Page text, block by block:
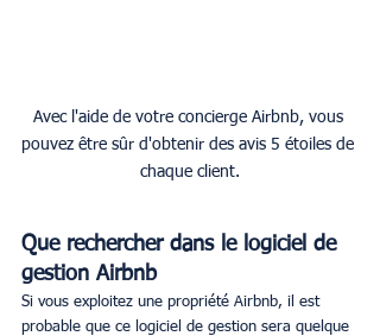
Avec l'aide de votre concierge Airbnb, vous
pouvez être sûr d'obtenir des avis 5 étoiles de
chaque client.
Que rechercher dans le logiciel de
gestion Airbnb
Si vous exploitez une propriété Airbnb, il est
probable que ce logiciel de gestion sera quelque